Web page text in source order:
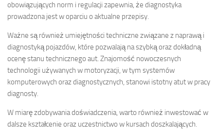
obowiązujących norm i regulacji zapewnia, że diagnostyka
prowadzona jest w oparciu o aktualne przepisy.
Ważne są również umiejętności techniczne związane z naprawą i
diagnostyką pojazdów, które pozwalają na szybką oraz dokładną
ocenę stanu technicznego aut. Znajomość nowoczesnych
technologii używanych w motoryzacji, w tym systemów
komputerowych oraz diagnostycznych, stanowi istotny atut w pracy
diagnosty.
W miarę zdobywania doświadczenia, warto również inwestować w
dalsze kształcenie oraz uczestnictwo w kursach doszkalających.